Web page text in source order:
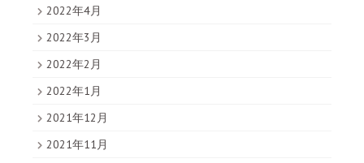
2022年4月
2022年3月
2022年2月
2022年1月
2021年12月
2021年11月